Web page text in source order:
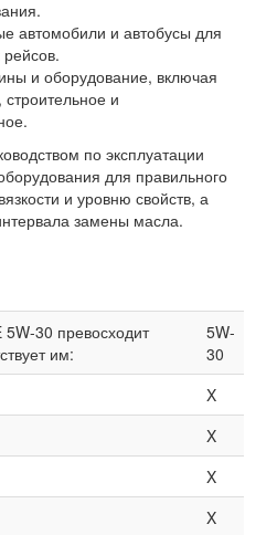
автомобили и автобусы для
рейсов.
и оборудование, включая
и
по эксплуатации
для правильного
и уровню свойств, а
замены масла.
30 превосходит
им:
5W-
30
X
X
X
X